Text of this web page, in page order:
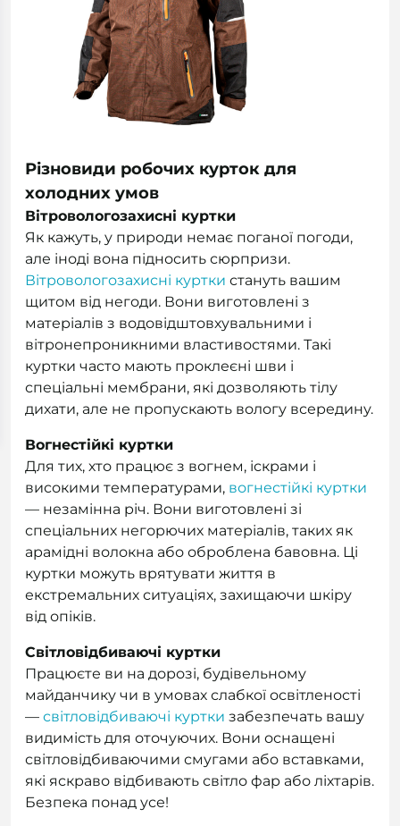
Різновиди робочих курток для
холодних умов
Вітровологозахисні куртки
Як кажуть, у природи немає поганої погоди,
але іноді вона підносить сюрпризи.
Вітровологозахисні куртки стануть вашим
щитом від негоди. Вони виготовлені з
матеріалів з водовідштовхувальними і
вітронепроникними властивостями. Такі
куртки часто мають проклеєні шви і
спеціальні мембрани, які дозволяють тілу
дихати, але не пропускають вологу всередину.
Вогнестійкі куртки
Для тих, хто працює з вогнем, іскрами і
високими температурами, вогнестійкі куртки
— незамінна річ. Вони виготовлені зі
спеціальних негорючих матеріалів, таких як
арамідні волокна або оброблена бавовна. Ці
куртки можуть врятувати життя в
екстремальних ситуаціях, захищаючи шкіру
від опіків.
Світловідбиваючі куртки
Працюєте ви на дорозі, будівельному
майданчику чи в умовах слабкої освітленості
— світловідбиваючі куртки забезпечать вашу
видимість для оточуючих. Вони оснащені
світловідбиваючими смугами або вставками,
які яскраво відбивають світло фар або ліхтарів.
Безпека понад усе!